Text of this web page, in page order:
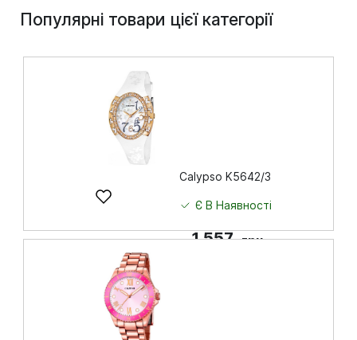
Популярні товари цієї категорії
Calypso K5642/3
Є В Наявності
1 557 грн